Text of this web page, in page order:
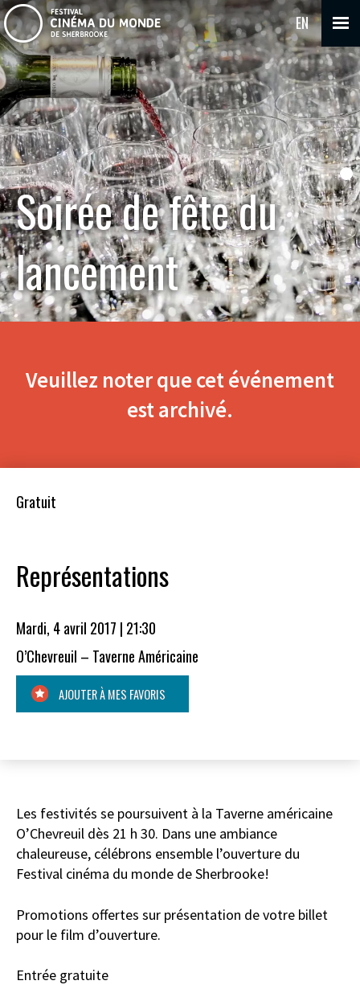
EN
Soirée de fête du
lancement
Veuillez noter que cet événement
est archivé.
Gratuit
Représentations
Mardi, 4 avril 2017 | 21:30
O’Chevreuil – Taverne Américaine
AJOUTER À MES FAVORIS
Les festivités se poursuivent à la Taverne américaine
O’Chevreuil dès 21 h 30. Dans une ambiance
chaleureuse, célébrons ensemble l’ouverture du
Festival cinéma du monde de Sherbrooke!
Promotions offertes sur présentation de votre billet
pour le film d’ouverture.
Entrée gratuite